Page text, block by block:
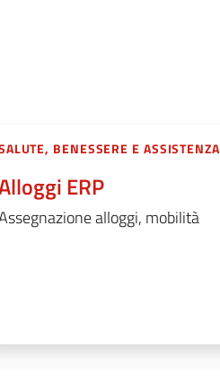
BENESSERE E ASSISTENZA
ERP
alloggi, mobilità